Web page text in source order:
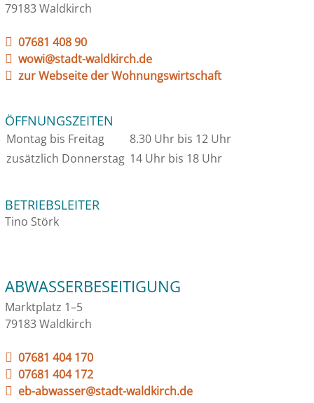
79183 Waldkirch
07681 408 90
wowi@stadt-waldkirch.de
zur Webseite der Wohnungswirtschaft
ÖFFNUNGSZEITEN
Montag bis Freitag
8.30 Uhr bis 12 Uhr
zusätzlich Donnerstag 14 Uhr bis 18 Uhr
BETRIEBSLEITER
Tino Störk
ABWASSERBESEITIGUNG
Marktplatz 1–5
79183 Waldkirch
07681 404 170
07681 404 172
eb-abwasser@stadt-waldkirch.de